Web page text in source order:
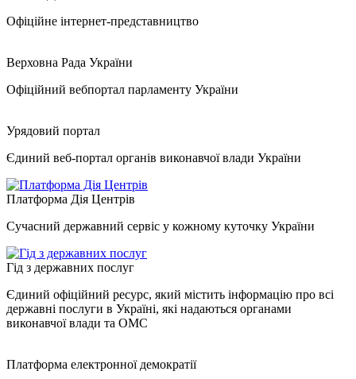
Офіційне інтернет-представництво
Верховна Рада України
Офіційний вебпортал парламенту України
Урядовий портал
Єдиний веб-портал органів виконавчої влади України
Платформа Дія Центрів
Сучасний державний сервіс у кожному куточку України
Гід з державних послуг
Єдиний офіційний ресурс, який містить інформацію про всі
державні послуги в Україні, які надаються органами
виконавчої влади та ОМС
Платформа електронної демократії